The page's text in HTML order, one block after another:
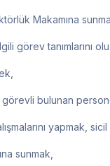
Makamına
görev tanımlarını
bulunan
yapmak, sicil
sunmak,